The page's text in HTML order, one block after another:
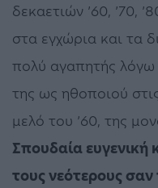
δεκαετιών ’60, ’70,
στα εγχώρια και τα
πολύ αγαπητής λόγω
της ως ηθοποιού
μελό του ’60, της
Σπουδαία ευγενική
τους νεότερους σαν